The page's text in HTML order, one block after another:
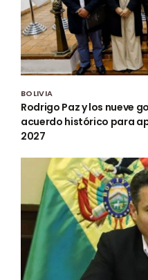
BOLIVIA
Rodrigo Paz y los nueve
acuerdo histórico para
2027